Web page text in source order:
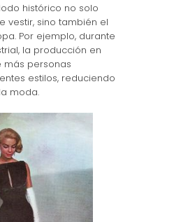
histórico no solo
vestir, sino también el
Por ejemplo, durante
la producción en
más personas
estilos, reduciendo
moda.